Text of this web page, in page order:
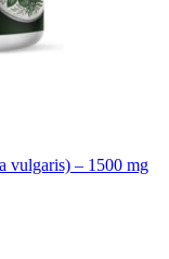
vulgaris) – 1500 mg